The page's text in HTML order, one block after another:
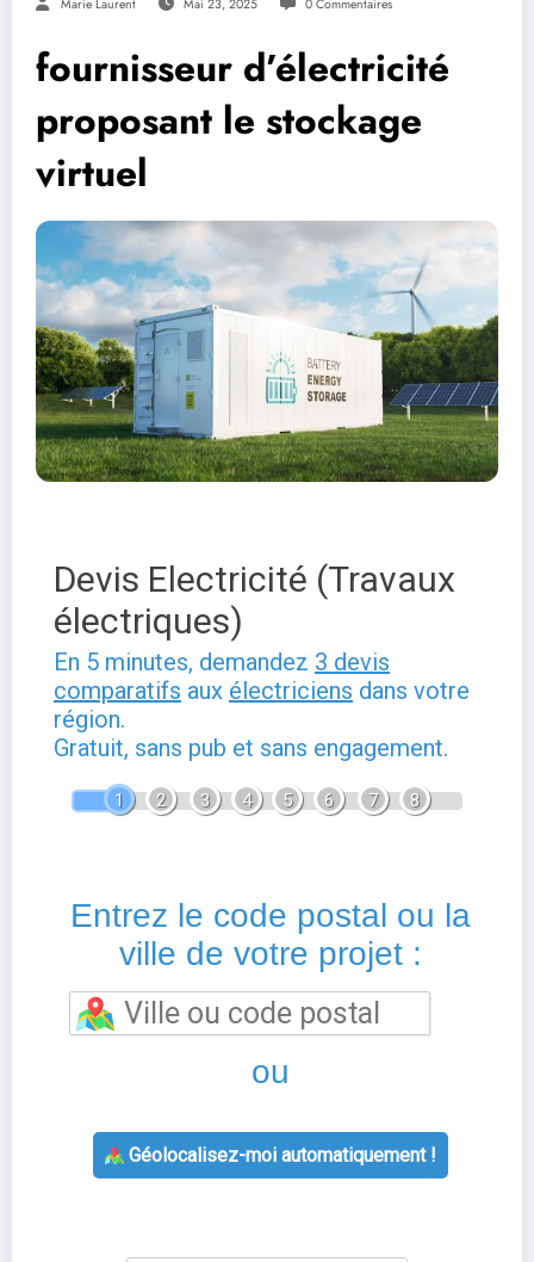
Marie Laurent Mai 23, 2025 0 Commentaires
fournisseur d’électricité
proposant le stockage
virtuel
Devis Electricité (Travaux
électriques)
En 5 minutes, demandez 3 devis
comparatifs aux électriciens dans votre
région.
Gratuit, sans pub et sans engagement.
1 2 3 4 5 6 7 8
Entrez le code postal ou la
ville de votre projet :
ou
Géolocalisez-moi automatiquement !